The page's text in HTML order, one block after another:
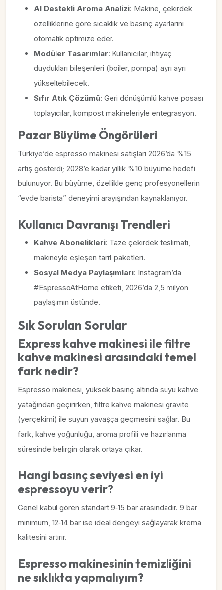
AI Destekli Aroma Analizi: Makine, çekirdek
özelliklerine göre sıcaklık ve basınç ayarlarını
otomatik optimize eder.
Modüler Tasarımlar: Kullanıcılar, ihtiyaç
duydukları bileşenleri (boiler, pompa) ayrı ayrı
yükseltebilecek.
Sıfır Atık Çözümü: Geri dönüşümlü kahve posası
toplayıcılar, kompost makineleriyle entegrasyon.
Pazar Büyüme Öngörüleri
Türkiye’de espresso makinesi satışları 2026’da %15
artış gösterdi; 2028’e kadar yıllık %10 büyüme hedefi
bulunuyor. Bu büyüme, özellikle genç profesyonellerin
“evde barista” deneyimi arayışından kaynaklanıyor.
Kullanıcı Davranışı Trendleri
Kahve Abonelikleri: Taze çekirdek teslimatı,
makineyle eşleşen tarif paketleri.
Sosyal Medya Paylaşımları: Instagram’da
#EspressoAtHome etiketi, 2026’da 2,5 milyon
paylaşımın üstünde.
Sık Sorulan Sorular
Express kahve makinesi ile filtre
kahve makinesi arasındaki temel
fark nedir?
Espresso makinesi, yüksek basınç altında suyu kahve
yatağından geçirirken, filtre kahve makinesi gravite
(yerçekimi) ile suyun yavaşça geçmesini sağlar. Bu
fark, kahve yoğunluğu, aroma profili ve hazırlanma
süresinde belirgin olarak ortaya çıkar.
Hangi basınç seviyesi en iyi
espressoyu verir?
Genel kabul gören standart 9‑15 bar arasındadır. 9 bar
minimum, 12‑14 bar ise ideal dengeyi sağlayarak krema
kalitesini artırır.
Espresso makinesinin temizliğini
ne sıklıkta yapmalıyım?